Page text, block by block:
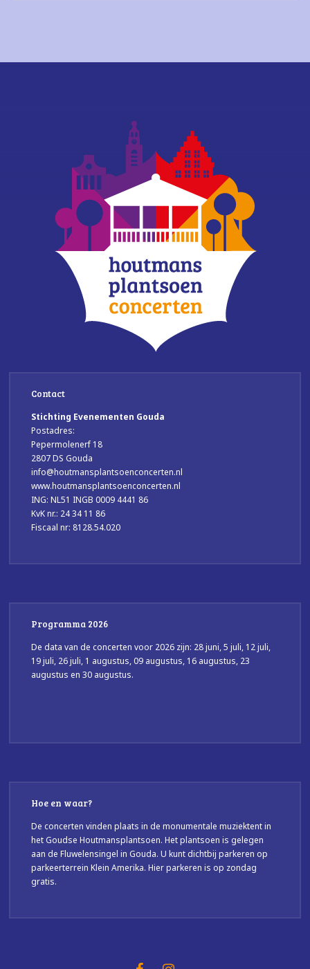
Contact
Stichting Evenementen Gouda
Postadres:
Pepermolenerf 18
2807 DS Gouda
info@houtmansplantsoenconcerten.nl
www.houtmansplantsoenconcerten.nl
ING: NL51 INGB 0009 4441 86
KvK nr.: 24 34 11 86
Fiscaal nr: 8128.54.020
Programma 2026
De data van de concerten voor 2026 zijn: 28 juni, 5 juli, 12 juli,
19 juli, 26 juli, 1 augustus, 09 augustus, 16 augustus, 23
augustus en 30 augustus.
Hoe en waar?
De concerten vinden plaats in de monumentale muziektent in
het Goudse Houtmansplantsoen. Het plantsoen is gelegen
aan de Fluwelensingel in Gouda. U kunt dichtbij parkeren op
parkeerterrein Klein Amerika. Hier parkeren is op zondag
gratis.